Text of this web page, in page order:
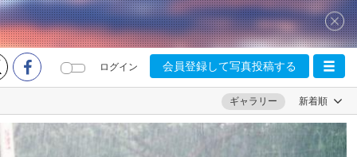
ログイン 会員登録して写真投稿する
ギャラリー 新着順